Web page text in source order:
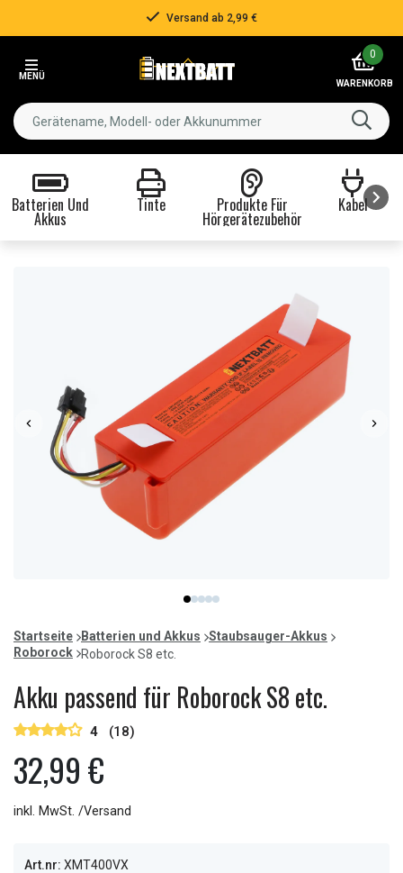
Über 500.000 Kunden!
MENÜ
0
WARENKORB
Batterien Und
Akkus
Tinte Produkte Für
Hörgerätezubehör
Kabel
item
0
item
1
item
2
item
3
item
4
of
5
Startseite Batterien und Akkus
Staubsauger-Akkus
Roborock
Roborock S8 etc.
Akku passend für Roborock S8 etc.
4 (18)
32,99 €
inkl. MwSt. /Versand
Art.nr: XMT400VX